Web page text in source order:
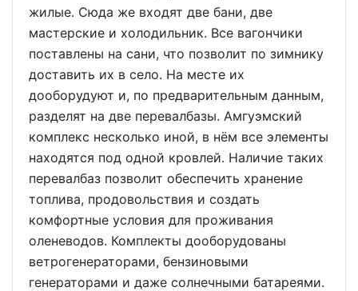
жилые. Сюда же входят две бани, две
мастерские и холодильник. Все вагончики
поставлены на сани, что позволит по зимнику
доставить их в село. На месте их
дооборудуют и, по предварительным данным,
разделят на две перевалбазы. Амгуэмский
комплекс несколько иной, в нём все элементы
находятся под одной кровлей. Наличие таких
перевалбаз позволит обеспечить хранение
топлива, продовольствия и создать
комфортные условия для проживания
оленеводов. Комплекты дооборудованы
ветрогенераторами, бензиновыми
генераторами и даже солнечными батареями.